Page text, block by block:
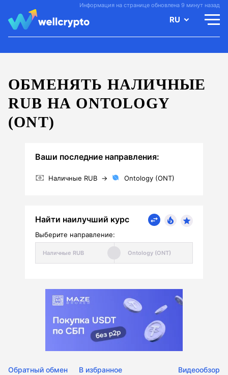
Информация на странице обновлена 9 минут назад
RU
ОБМЕНЯТЬ НАЛИЧНЫЕ
RUB НА ONTOLOGY
(ONT)
Ваши последние направления:
Наличные RUB → Ontology (ONT)
Найти наилучший курс
Выберите направление:
Обратный обмен В избранное Видеообзор